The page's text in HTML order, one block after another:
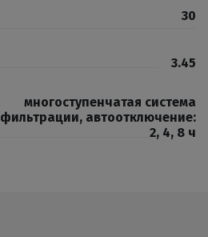
30
3.45
многоступенчатая система
фильтрации, автоотключение:
2, 4, 8 ч